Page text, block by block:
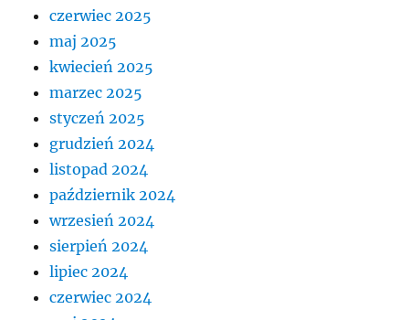
czerwiec 2025
maj 2025
kwiecień 2025
marzec 2025
styczeń 2025
grudzień 2024
listopad 2024
październik 2024
wrzesień 2024
sierpień 2024
lipiec 2024
czerwiec 2024